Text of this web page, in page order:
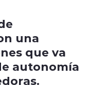
una
que va
autonomía